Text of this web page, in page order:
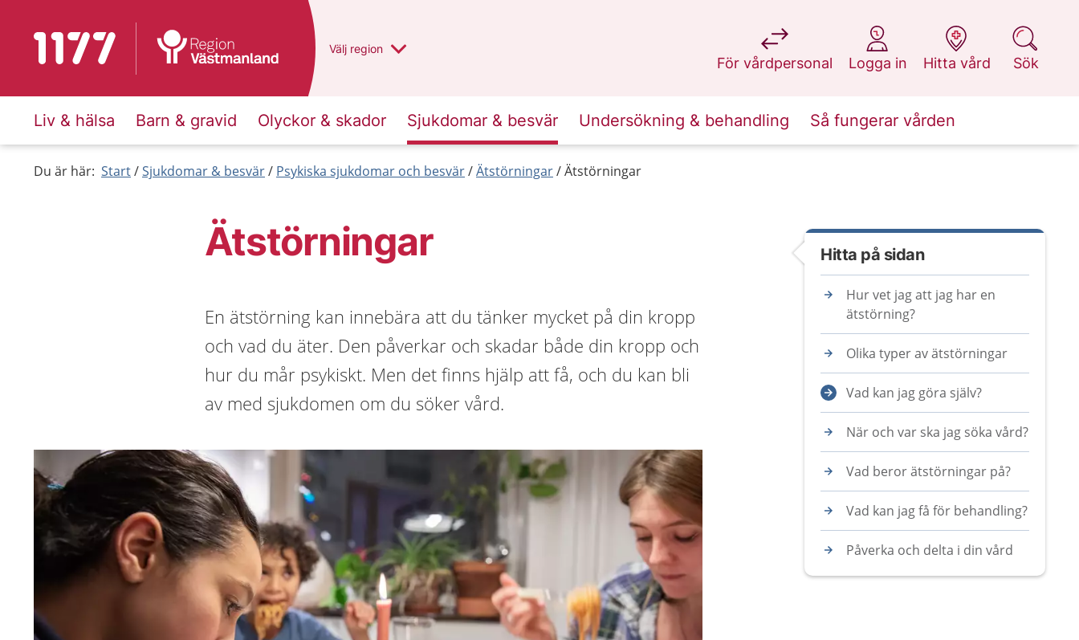
Till startsidan för 1177 Du har valt region
Välj en annan
region
För vårdpersonal
på 1177.se
Logga in
på 1177.se
Hitta vård
på 1177.se
Sök
på 1177.se
Liv & hälsa Barn & gravid Olyckor & skador Sjukdomar & besvär Undersökning & behandling Så fungerar vården
Du är här: Start Sjukdomar & besvär Psykiska sjukdomar och besvär Ätstörningar Ätstörningar
Ätstörningar
En ätstörning kan innebära att du tänker mycket på din kropp
och vad du äter. Den påverkar och skadar både din kropp och
hur du mår psykiskt. Men det finns hjälp att få, och du kan bli
av med sjukdomen om du söker vård.
Hitta på sidan
Hur vet jag att jag har en
ätstörning?
Olika typer av ätstörningar
Vad kan jag göra själv?
När och var ska jag söka vård?
Vad beror ätstörningar på?
Vad kan jag få för behandling?
Påverka och delta i din vård